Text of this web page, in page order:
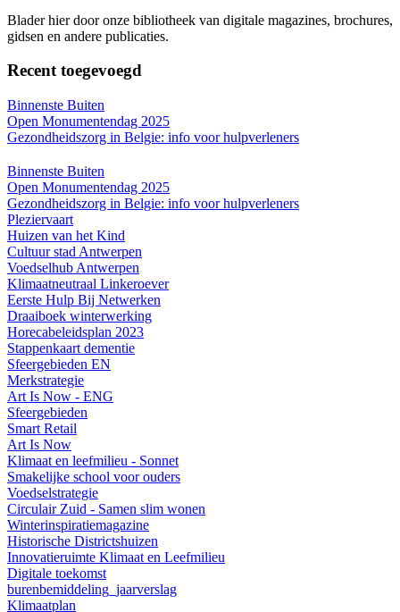
Blader hier door onze bibliotheek van digitale magazines, brochures,
gidsen en andere publicaties.
Recent toegevoegd
Binnenste Buiten
Open Monumentendag 2025
Gezondheidszorg in Belgie: info voor hulpverleners
Binnenste Buiten
Open Monumentendag 2025
Gezondheidszorg in Belgie: info voor hulpverleners
Pleziervaart
Huizen van het Kind
Cultuur stad Antwerpen
Voedselhub Antwerpen
Klimaatneutraal Linkeroever
Eerste Hulp Bij Netwerken
Draaiboek winterwerking
Horecabeleidsplan 2023
Stappenkaart dementie
Sfeergebieden EN
Merkstrategie
Art Is Now - ENG
Sfeergebieden
Smart Retail
Art Is Now
Klimaat en leefmilieu - Sonnet
Smakelijke school voor ouders
Voedselstrategie
Circulair Zuid - Samen slim wonen
Winterinspiratiemagazine
Historische Districtshuizen
Innovatieruimte Klimaat en Leefmilieu
Digitale toekomst
burenbemiddeling_jaarverslag
Klimaatplan